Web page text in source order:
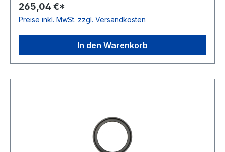
265,04 €*
Preise inkl. MwSt. zzgl. Versandkosten
In den Warenkorb